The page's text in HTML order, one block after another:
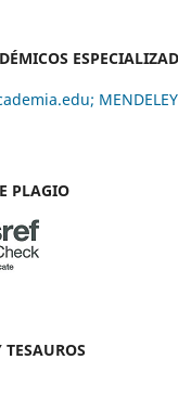
MENDELEY
PLAGIO